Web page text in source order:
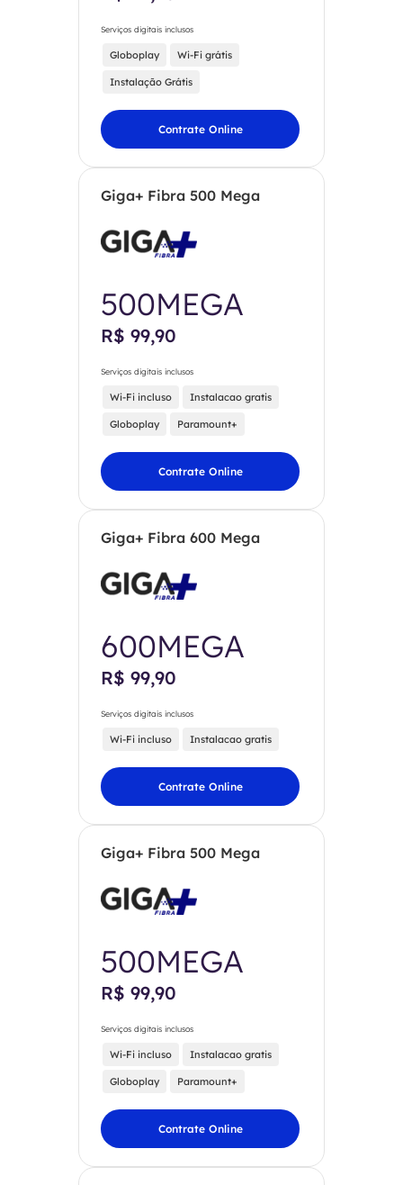
Serviços digitais inclusos
Globoplay Wi-Fi grátis
Instalação Grátis
Contrate Online
Giga+ Fibra 500 Mega
500MEGA
R$ 99,90
Serviços digitais inclusos
Wi-Fi incluso Instalacao gratis
Globoplay Paramount+
Contrate Online
Giga+ Fibra 600 Mega
600MEGA
R$ 99,90
Serviços digitais inclusos
Wi-Fi incluso Instalacao gratis
Contrate Online
Giga+ Fibra 500 Mega
500MEGA
R$ 99,90
Serviços digitais inclusos
Wi-Fi incluso Instalacao gratis
Globoplay Paramount+
Contrate Online